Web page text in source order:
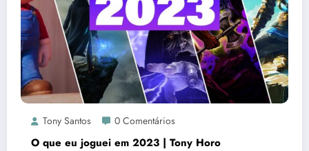
Tony Santos 0 Comentários
O que eu joguei em 2023 | Tony Horo